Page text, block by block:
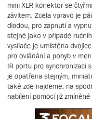
mini XLR konektor se
závitem. Zcela vpravo je
diodou, pro zapnutí a
stejně jako v případě
vysílače je umístěna
pro ovládání a pohyb v
IR portu pro synchronizaci
je opatřena stejným,
také zde najdeme, na
nabíjení pomocí již